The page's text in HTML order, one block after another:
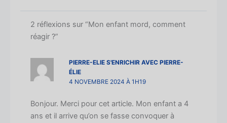
2 réflexions sur “Mon enfant mord, comment
réagir ?”
PIERRE-ELIE S'ENRICHIR AVEC PIERRE-
ÉLIE
4 NOVEMBRE 2024 À 1H19
Bonjour. Merci pour cet article. Mon enfant a 4
ans et il arrive qu’on se fasse convoquer à